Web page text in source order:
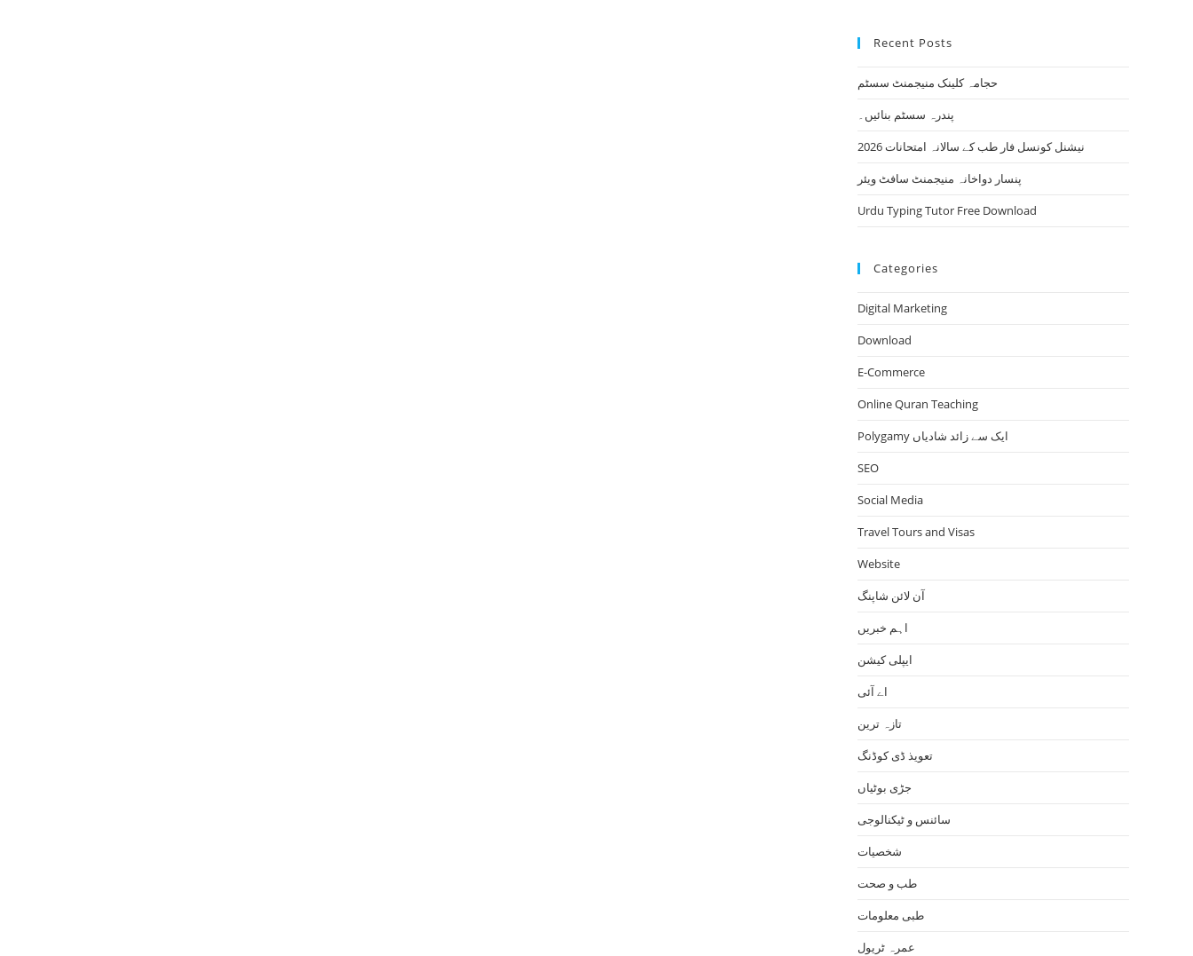
Recent Posts
حجامہ کلینک منیجمنٹ سسٹم
پندرہ سسٹم بنائیں۔
نیشنل کونسل فار طب کے سالانہ امتحانات 2026
پنسار دواخانہ منیجمنٹ سافٹ ویئر
Urdu Typing Tutor Free Download
Categories
Digital Marketing
Download
E-Commerce
Online Quran Teaching
Polygamy ایک سے زائد شادیاں
SEO
Social Media
Travel Tours and Visas
Website
آن لائن شاپنگ
اہم خبریں
ایپلی کیشن
اے آئی
تازہ ترین
تعویذ ڈی کوڈنگ
جڑی بوٹیاں
سائنس و ٹیکنالوجی
شخصیات
طب و صحت
طبی معلومات
عمرہ ٹریول